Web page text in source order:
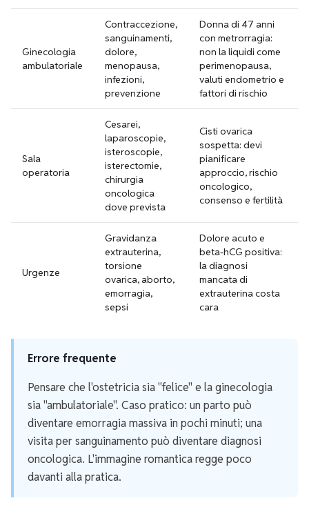
Ginecologia
ambulatoriale
Contraccezione,
sanguinamenti,
dolore,
menopausa,
infezioni,
prevenzione
Donna di 47 anni
con metrorragia:
non la liquidi come
perimenopausa,
valuti endometrio e
fattori di rischio
Sala
operatoria
Cesarei,
laparoscopie,
isteroscopie,
isterectomie,
chirurgia
oncologica
dove prevista
Cisti ovarica
sospetta: devi
pianificare
approccio, rischio
oncologico,
consenso e fertilità
Urgenze
Gravidanza
extrauterina,
torsione
ovarica, aborto,
emorragia,
sepsi
Dolore acuto e
beta-hCG positiva:
la diagnosi
mancata di
extrauterina costa
cara
Errore frequente
Pensare che l'ostetricia sia "felice" e la ginecologia
sia "ambulatoriale". Caso pratico: un parto può
diventare emorragia massiva in pochi minuti; una
visita per sanguinamento può diventare diagnosi
oncologica. L'immagine romantica regge poco
davanti alla pratica.